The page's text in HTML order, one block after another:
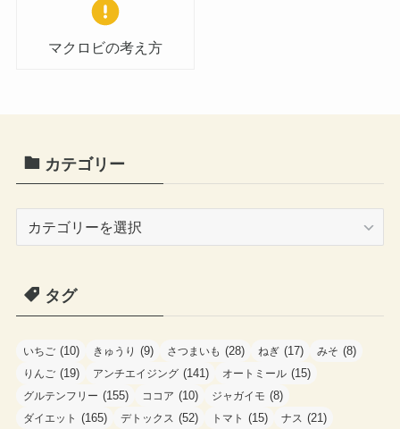
マクロビの考え方
カテゴリー
タグ
いちご (10) きゅうり (9) さつまいも (28) ねぎ (17) みそ (8)
りんご (19) アンチエイジング (141) オートミール (15)
グルテンフリー (155) ココア (10) ジャガイモ (8)
ダイエット (165) デトックス (52) トマト (15) ナス (21)